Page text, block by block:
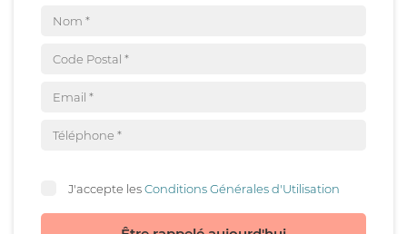
J'accepte lesConditions Générales d'Utilisation